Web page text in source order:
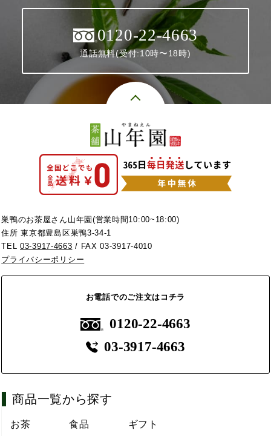
0120-22-4663
通話無料(受付:10時〜18時)
巣鴨のお茶屋さん山年園(営業時間10:00~18:00)
住所 東京都豊島区巣鴨3-34-1
TEL03-3917-4663 / FAX 03-3917-4010
プライバシーポリシー
お電話でのご注文はコチラ
0120-22-4663
03-3917-4663
商品一覧から探す
お茶 食品 ギフト